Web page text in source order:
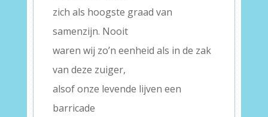
zich als hoogste graad van
samenzijn. Nooit
waren wij zo’n eenheid als in de zak
van deze zuiger,
alsof onze levende lijven een
barricade